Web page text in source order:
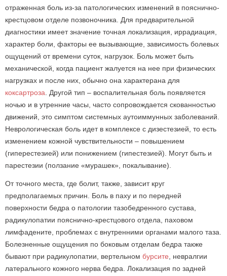
отраженная боль из-за патологических изменений в пояснично-
крестцовом отделе позвоночника. Для предварительной
диагностики имеет значение точная локализация, иррадиация,
характер боли, факторы ее вызывающие, зависимость болевых
ощущений от времени суток, нагрузок. Боль может быть
механической, когда пациент жалуется на нее при физических
нагрузках и после них, обычно она характерана для
коксартроза . Другой тип – воспалительная боль появляется
ночью и в утренние часы, часто сопровождается скованностью
движений, это симптом системных аутоиммунных заболеваний.
Неврологическая боль идет в комплексе с дизестезией, то есть
изменением кожной чувствительности – повышением
(гиперестезией) или понижением (гипестезией). Могут быть и
парестезии (ползание «мурашек», покалывание).
От точного места, где болит, также, зависит круг
предполагаемых причин. Боль в паху и по передней
поверхности бедра о патологии тазобедренного сустава,
радикулопатии пояснично-крестцового отдела, паховом
лимфадените, проблемах с внутренними органами малого таза.
Болезненные ощущения по боковым отделам бедра также
бывают при радикулопатии, вертельном бурсите , невралгии
латерального кожного нерва бедра. Локализация по задней